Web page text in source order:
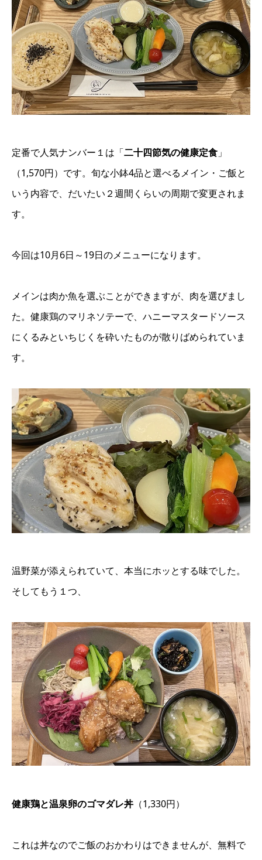
定番で人気ナンバー１は「二十四節気の健康定食 」
（1,570円）です。旬な小鉢4品と選べるメイン・ご飯と
いう内容で、だいたい２週間くらいの周期で変更されま
す。
今回は10月6日～19日のメニューになります。
メインは肉か魚を選ぶことができますが、肉を選びまし
た。健康鶏のマリネソテーで、ハニーマスタードソース
にくるみといちじくを砕いたものが散りばめられていま
す。
温野菜が添えられていて、本当にホッとする味でした。
そしてもう１つ、
健康鶏と温泉卵のゴマダレ丼 （1,330円）
これは丼なのでご飯のおかわりはできませんが、無料で